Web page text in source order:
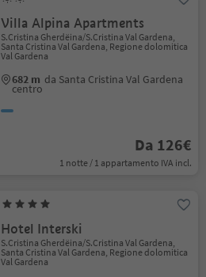
Villa Alpina Apartments
S.Cristina Gherdëina/S.Cristina Val Gardena,
Santa Cristina Val Gardena, Regione dolomitica
Val Gardena
682 m da Santa Cristina Val Gardena
centro
Da 126€
1 notte / 1 appartamento IVA incl.
Hotel Interski
S.Cristina Gherdëina/S.Cristina Val Gardena,
Santa Cristina Val Gardena, Regione dolomitica
Val Gardena